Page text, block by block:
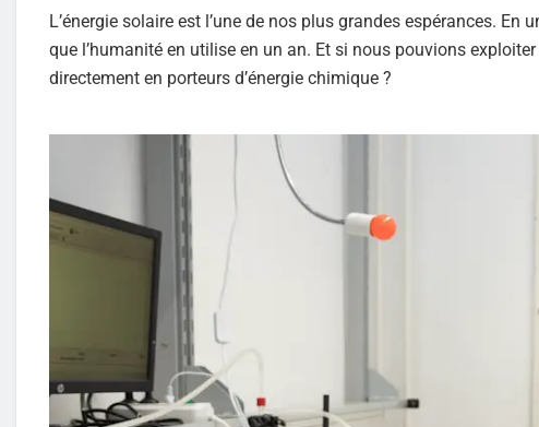
L’énergie solaire est l’une de nos plus grandes espérances. En
que l’humanité en utilise en un an. Et si nous pouvions
directement en porteurs d’énergie chimique ?